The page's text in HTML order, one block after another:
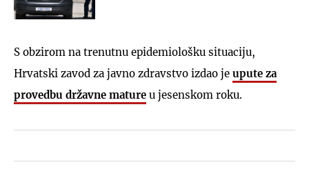
S obzirom na trenutnu epidemiološku situaciju,
Hrvatski zavod za javno zdravstvo izdao je upute za
provedbu državne mature u jesenskom roku.